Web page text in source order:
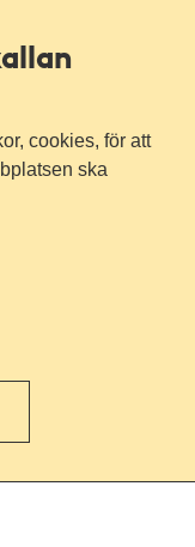
cookies, för att
ska